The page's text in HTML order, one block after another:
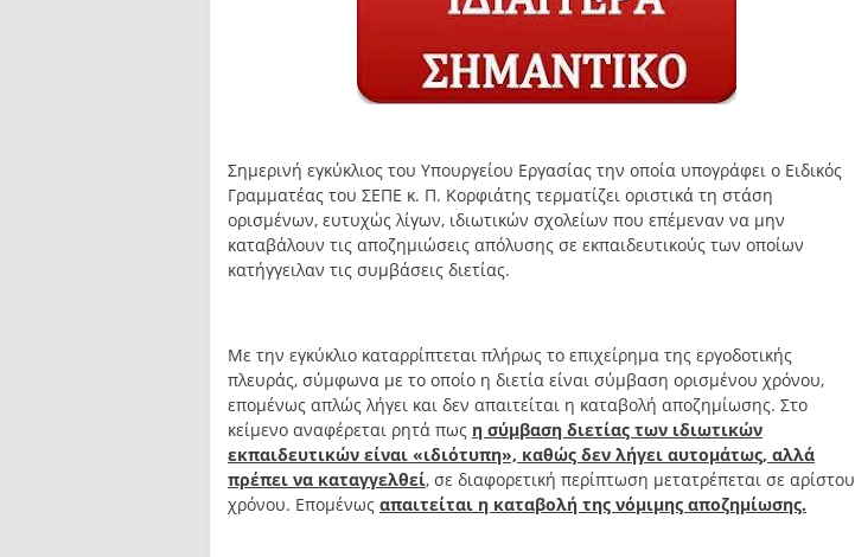
Σημερινή εγκύκλιος του Υπουργείου Εργασίας την οποία υπογράφει ο Ειδικός
Γραμματέας του ΣΕΠΕ κ. Π. Κορφιάτης τερματίζει οριστικά τη στάση
ορισμένων, ευτυχώς λίγων, ιδιωτικών σχολείων που επέμεναν να μην
καταβάλουν τις αποζημιώσεις απόλυσης σε εκπαιδευτικούς των οποίων
κατήγγειλαν τις συμβάσεις διετίας.
Με την εγκύκλιο καταρρίπτεται πλήρως το επιχείρημα της εργοδοτικής
πλευράς, σύμφωνα με το οποίο η διετία είναι σύμβαση ορισμένου χρόνου,
επομένως απλώς λήγει και δεν απαιτείται η καταβολή αποζημίωσης. Στο
κείμενο αναφέρεται ρητά πως η σύμβαση διετίας των ιδιωτικών
εκπαιδευτικών είναι «ιδιότυπη», καθώς δεν λήγει αυτομάτως, αλλά
πρέπει να καταγγελθεί, σε διαφορετική περίπτωση μετατρέπεται σε αρίστου
χρόνου. Επομένως απαιτείται η καταβολή της νόμιμης αποζημίωσης.